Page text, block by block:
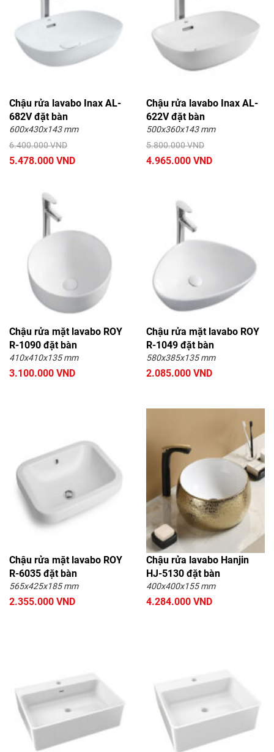
Chậu rửa lavabo Inax AL-
682V đặt bàn
600x430x143 mm
6.400.000 VND
5.478.000 VND
Chậu rửa lavabo Inax AL-
622V đặt bàn
500x360x143 mm
5.800.000 VND
4.965.000 VND
Chậu rửa mặt lavabo ROY
R-1090 đặt bàn
410x410x135 mm
3.100.000 VND
Chậu rửa mặt lavabo ROY
R-1049 đặt bàn
580x385x135 mm
2.085.000 VND
Chậu rửa mặt lavabo ROY
R-6035 đặt bàn
565x425x185 mm
2.355.000 VND
Chậu rửa lavabo Hanjin
HJ-5130 đặt bàn
400x400x155 mm
4.284.000 VND